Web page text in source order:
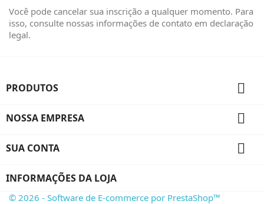
Você pode cancelar sua inscrição a qualquer momento. Para
isso, consulte nossas informações de contato em declaração
legal.
PRODUTOS 
NOSSA EMPRESA 
SUA CONTA 
INFORMAÇÕES DA LOJA
© 2026 - Software de E-commerce por PrestaShop™